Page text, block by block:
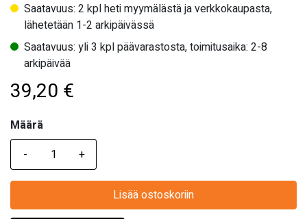
Saatavuus: 2 kpl heti myymälästä ja verkkokaupasta,
lähetetään 1-2 arkipäivässä
Saatavuus: yli 3 kpl päävarastosta, toimitusaika: 2-8
arkipäivää
39,20 €
Määrä
Määrä
Lisää ostoskoriin